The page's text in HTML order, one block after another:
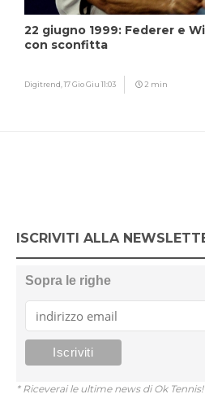
22 giugno 1999: Federer e
con sconfitta
Digitrend,17 Gio Giu 11:03 2 min
ISCRIVITI ALLA
Sopra le righe
* Riceverai le ultime news di Ok Tennis!